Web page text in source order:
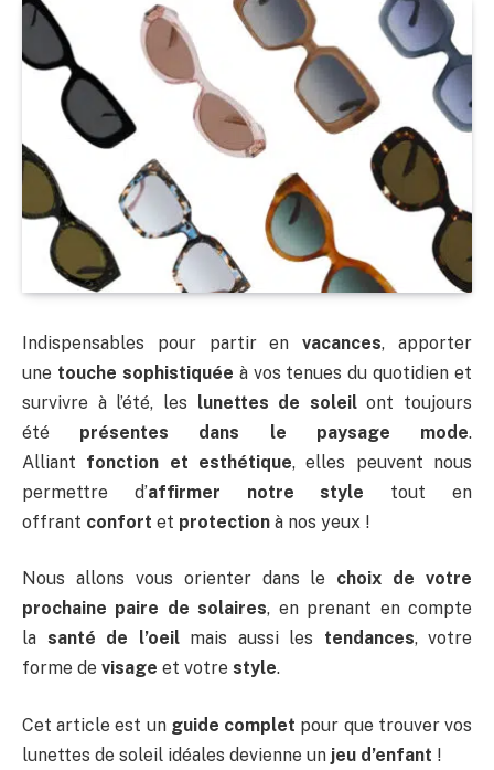
Indispensables pour partir envacances, apporter
une touche sophistiquée à vos tenues du quotidien et
survivre à l’été, les lunettes de soleilont toujours
été présentes dans le paysage mode.
Alliant fonction et esthétique, elles peuvent nous
permettre d’affirmer notre style tout en
offrant confort et protection à nos yeux !
Nous allons vous orienter dans le choix de votre
prochaine paire de solaires, en prenant en compte
la santé de l’oeilmais aussi les tendances, votre
forme de visage et votre style.
Cet article est un guide complet pour que trouver vos
lunettes de soleil idéales devienne un jeu d’enfant !